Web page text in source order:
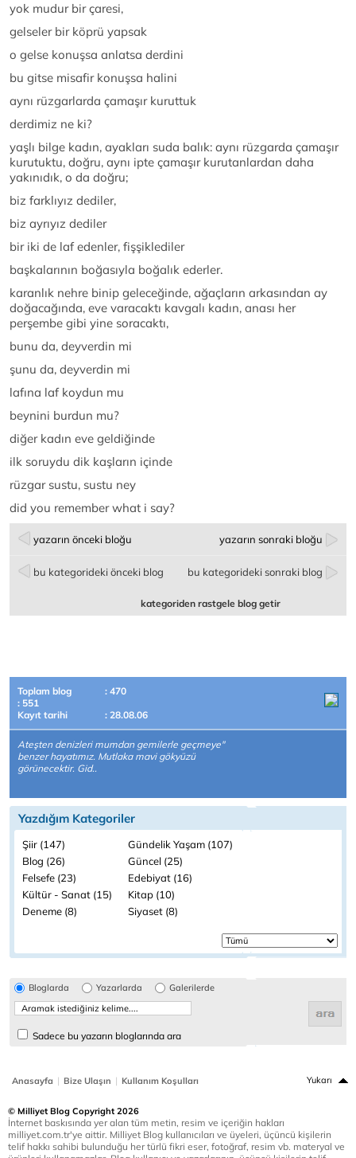
yok mudur bir çaresi,
gelseler bir köprü yapsak
o gelse konuşsa anlatsa derdini
bu gitse misafir konuşsa halini
aynı rüzgarlarda çamaşır kuruttuk
derdimiz ne ki?
yaşlı bilge kadın, ayakları suda balık: aynı rüzgarda çamaşır
kurutuktu, doğru, aynı ipte çamaşır kurutanlardan daha
yakınıdık, o da doğru;
biz farklıyız dediler,
biz ayrıyız dediler
bir iki de laf edenler, fişşiklediler
başkalarının boğasıyla boğalık ederler.
karanlık nehre binip geleceğinde, ağaçların arkasından ay
doğacağında, eve varacaktı kavgalı kadın, anası her
perşembe gibi yine soracaktı,
bunu da, deyverdin mi
şunu da, deyverdin mi
lafına laf koydun mu
beynini burdun mu?
diğer kadın eve geldiğinde
ilk soruydu dik kaşların içinde
rüzgar sustu, sustu ney
did you remember what i say?
yazarın önceki bloğu yazarın sonraki bloğu
bu kategorideki önceki blog bu kategorideki sonraki blog
kategoriden rastgele blog getir
Toplam blog
: 470
: 551
Kayıt tarihi
: 28.08.06
Ateşten denizleri mumdan gemilerle geçmeye"
benzer hayatımız. Mutlaka mavi gökyüzü
görünecektir. Gid..
Yazdığım Kategoriler
Şiir (147)
Gündelik Yaşam (107)
Blog (26)
Güncel (25)
Felsefe (23)
Edebiyat (16)
Kültür - Sanat (15)
Kitap (10)
Deneme (8)
Siyaset (8)
Bloglarda Yazarlarda Galerilerde
Sadece bu yazarın bloglarında ara
Anasayfa | Bize Ulaşın | Kullanım Koşulları Yukarı
© Milliyet Blog Copyright 2026
İnternet baskısında yer alan tüm metin, resim ve içeriğin hakları
milliyet.com.tr'ye aittir. Milliyet Blog kullanıcıları ve üyeleri, üçüncü kişilerin
telif hakkı sahibi bulunduğu her türlü fikri eser, fotoğraf, resim vb. materyal ve